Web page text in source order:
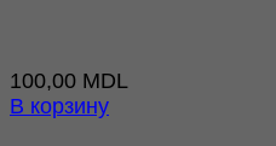
100,00 MDL
В корзину